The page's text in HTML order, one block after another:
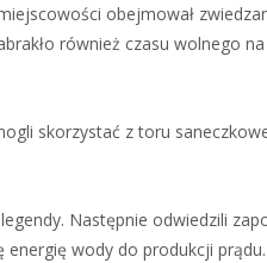
obejmował
również czasu wolnego na
skorzystać z toru
Następnie odwiedzili
wody do produkcji prądu.